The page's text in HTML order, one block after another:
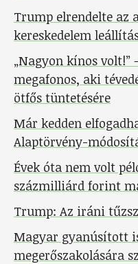
Trump elrendelte az
kereskedelem
„Nagyon kínos volt!”
megafonos, aki
ötfős tüntetésére
Már kedden
Alaptörvény-
Évek óta nem volt
százmilliárd forint
Trump: Az iráni
Magyar gyanúsított
megerőszakolására